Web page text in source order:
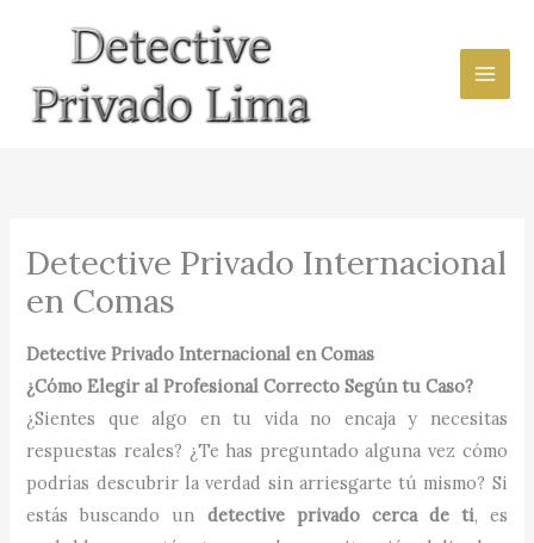
contenido
Detective Privado Internacional
en Comas
Detective Privado Internacional en Comas
¿Cómo Elegir al Profesional Correcto Según tu Caso?
¿Sientes que algo en tu vida no encaja y necesitas
respuestas reales? ¿Te has preguntado alguna vez cómo
podrías descubrir la verdad sin arriesgarte tú mismo? Si
estás buscando un detective privado cerca de ti, es